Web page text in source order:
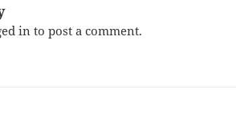
in to post a comment.